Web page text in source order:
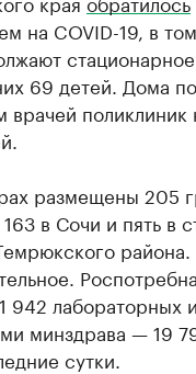
на COVID-19, в
69 детей. Дома
поликлиник
размещены 205
в Сочи и пять в
942 лабораторных
минздрава — 19
сутки.